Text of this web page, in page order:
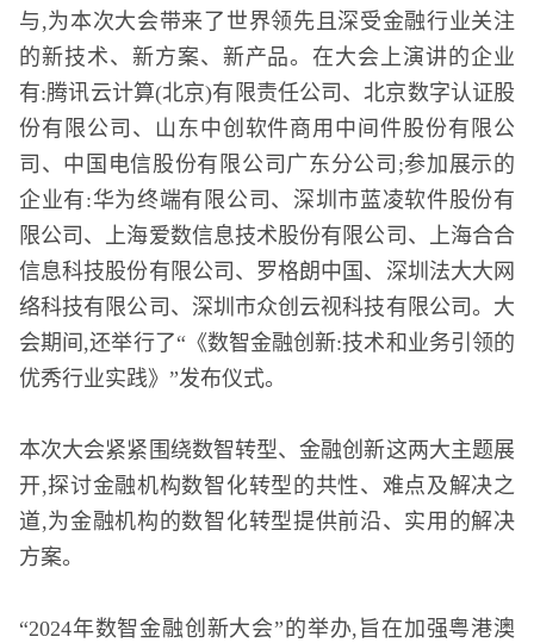
与,为本次大会带来了世界领先且深受金融行业关注
的新技术、新方案、新产品。在大会上演讲的企业
有:腾讯云计算(北京)有限责任公司、北京数字认证股
份有限公司、山东中创软件商用中间件股份有限公
司、中国电信股份有限公司广东分公司;参加展示的
企业有:华为终端有限公司、深圳市蓝凌软件股份有
限公司、上海爱数信息技术股份有限公司、上海合合
信息科技股份有限公司、罗格朗中国、深圳法大大网
络科技有限公司、深圳市众创云视科技有限公司。大
会期间,还举行了“《数智金融创新:技术和业务引领的
优秀行业实践》”发布仪式。
本次大会紧紧围绕数智转型、金融创新这两大主题展
开,探讨金融机构数智化转型的共性、难点及解决之
道,为金融机构的数智化转型提供前沿、实用的解决
方案。
“2024年数智金融创新大会”的举办,旨在加强粤港澳